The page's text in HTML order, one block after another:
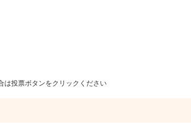
は投票ボタンをクリックください